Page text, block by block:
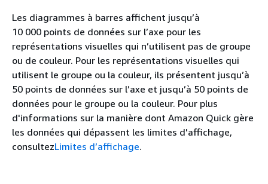
Les diagrammes à barres affichent jusqu’à
10 000 points de données sur l’axe pour les
représentations visuelles qui n’utilisent pas de groupe
ou de couleur. Pour les représentations visuelles qui
utilisent le groupe ou la couleur, ils présentent jusqu’à
50 points de données sur l’axe et jusqu’à 50 points de
données pour le groupe ou la couleur. Pour plus
d'informations sur la manière dont Amazon Quick gère
les données qui dépassent les limites d'affichage,
consultezLimites d’affichage.